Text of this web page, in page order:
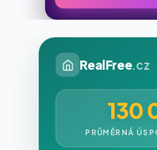
RealFree.cz
130
PRŮMĚRNÁ